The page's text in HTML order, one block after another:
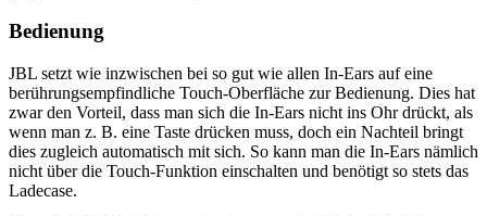
Bedienung
JBL setzt wie inzwischen bei so gut wie allen In-Ears auf eine
berührungsempfindliche Touch-Oberfläche zur Bedienung. Dies hat
zwar den Vorteil, dass man sich die In-Ears nicht ins Ohr drückt, als
wenn man z. B. eine Taste drücken muss, doch ein Nachteil bringt
dies zugleich automatisch mit sich. So kann man die In-Ears nämlich
nicht über die Touch-Funktion einschalten und benötigt so stets das
Ladecase.